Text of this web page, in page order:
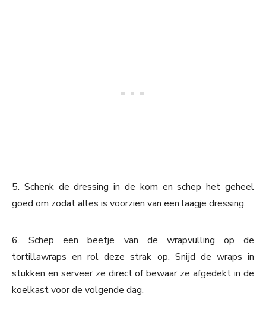
5. Schenk de dressing in de kom en schep het geheel
goed om zodat alles is voorzien van een laagje dressing.
6. Schep een beetje van de wrapvulling op de
tortillawraps en rol deze strak op. Snijd de wraps in
stukken en serveer ze direct of bewaar ze afgedekt in de
koelkast voor de volgende dag.